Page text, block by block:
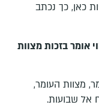
כאן, כך נכתב
אומר בזכות מצוות
מצוות העומר,
אל שבועות.